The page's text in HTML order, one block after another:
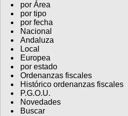
por Área
por tipo
por fecha
Nacional
Andaluza
Local
Europea
por estado
Ordenanzas fiscales
Histórico ordenanzas fiscales
P.G.O.U.
Novedades
Buscar